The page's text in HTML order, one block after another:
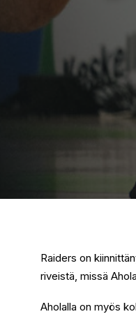
Raiders on
riveistä, missä
Aholalla on myös